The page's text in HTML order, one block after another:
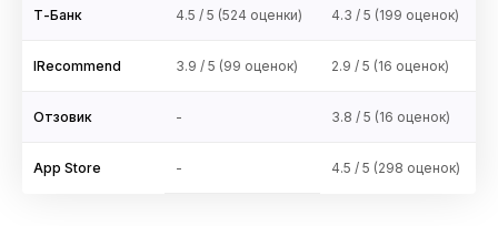
Т-Банк 4.5 / 5 (524 оценки) 4.3 / 5 (199 оценок)
IRecommend 3.9 / 5 (99 оценок) 2.9 / 5 (16 оценок)
Отзовик - 3.8 / 5 (16 оценок)
App Store - 4.5 / 5 (298 оценок)